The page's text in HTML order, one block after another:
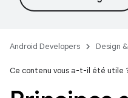
Android Developers Design
Ce contenu vous a-t-il été utile